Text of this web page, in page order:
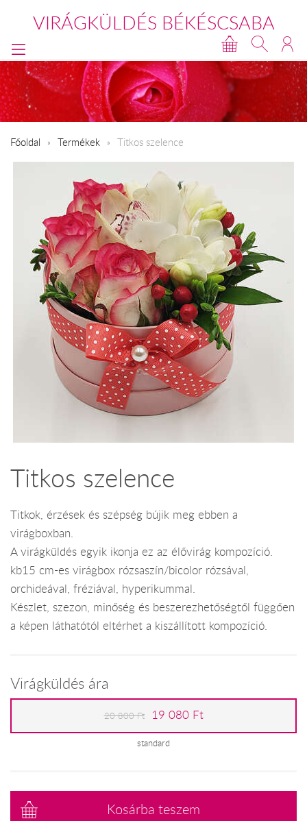
VIRÁGKÜLDÉS BÉKÉSCSABA
Főoldal Termékek Titkos szelence
Titkos szelence
Titkok, érzések és szépség bújik meg ebben a
virágboxban.
A virágküldés egyik ikonja ez az élővirág kompozíció.
kb15 cm-es virágbox rózsaszín/bicolor rózsával,
orchideával, fréziával, hyperikummal.
Készlet, szezon, minőség és beszerezhetőségtől függően
a képen láthatótól eltérhet a kiszállított kompozíció.
Virágküldés ára
20 800 Ft 19 080 Ft
standard
Kosárba teszem